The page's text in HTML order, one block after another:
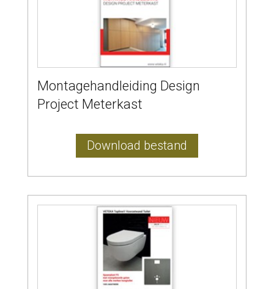
Montagehandleiding Design
Project Meterkast
Download bestand